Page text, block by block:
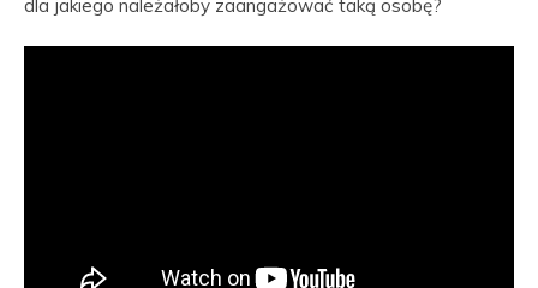
dla jakiego należałoby zaangażować taką osobę?